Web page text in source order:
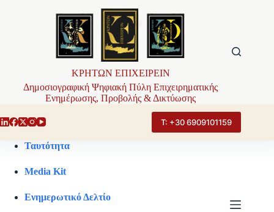
ΚΡΗΤΩΝ ΕΠΙΧΕΙΡΕΙΝ
Δημοσιογραφική Ψηφιακή Πύλη Επιχειρηματικής
Ενημέρωσης, Προβολής & Δικτύωσης
Τ: +30 6909101159
Ταυτότητα
Media Kit
Ενημερωτικό Δελτίο